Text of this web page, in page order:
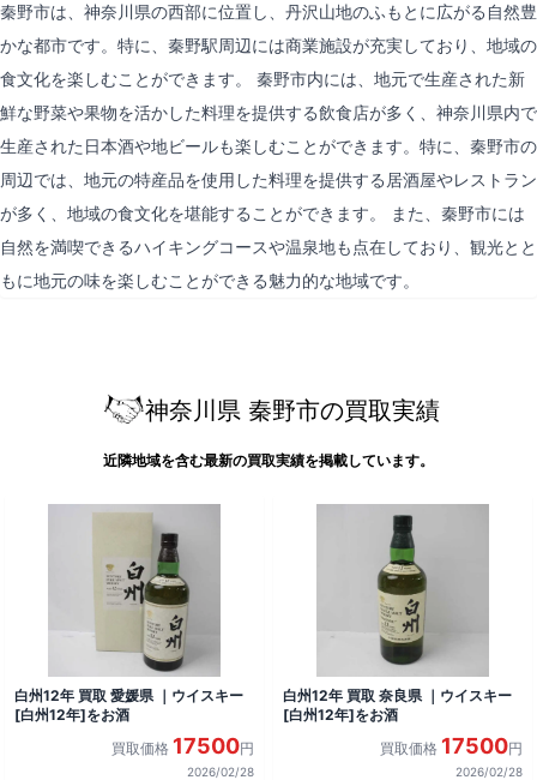
秦野市は、神奈川県の西部に位置し、丹沢山地のふもとに広がる自然豊
かな都市です。特に、秦野駅周辺には商業施設が充実しており、地域の
食文化を楽しむことができます。 秦野市内には、地元で生産された新
鮮な野菜や果物を活かした料理を提供する飲食店が多く、神奈川県内で
生産された日本酒や地ビールも楽しむことができます。特に、秦野市の
周辺では、地元の特産品を使用した料理を提供する居酒屋やレストラン
が多く、地域の食文化を堪能することができます。 また、秦野市には
自然を満喫できるハイキングコースや温泉地も点在しており、観光とと
もに地元の味を楽しむことができる魅力的な地域です。
神奈川県 秦野市の買取実績
近隣地域を含む最新の買取実績を掲載しています。
白州12年 買取 愛媛県 ｜ウイスキー
[白州12年]をお酒
買取価格 17500円
2026/02/28
白州12年 買取 奈良県 ｜ウイスキー
[白州12年]をお酒
買取価格 17500円
2026/02/28